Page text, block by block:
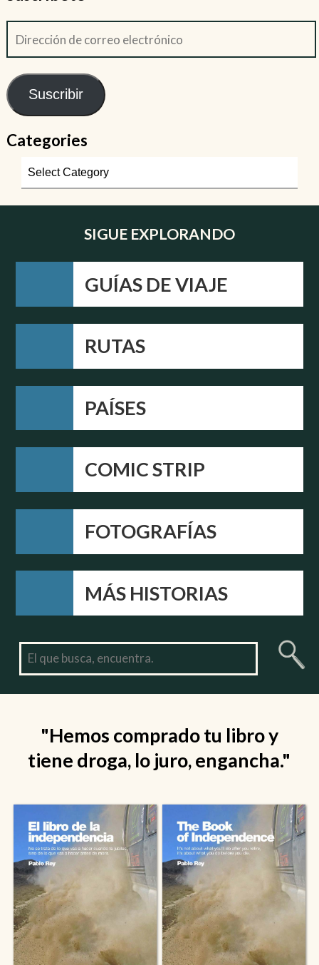
Suscribir
Categories
SIGUE EXPLORANDO
GUÍAS DE VIAJE
RUTAS
PAÍSES
COMIC STRIP
FOTOGRAFÍAS
MÁS HISTORIAS
"Hemos comprado tu libro y
tiene droga, lo juro, engancha."